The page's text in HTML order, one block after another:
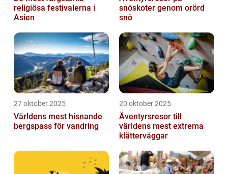
religiösa festivalerna i
Asien
snöskoter genom orörd
snö
27 oktober 2025
Världens mest hisnande
bergspass för vandring
20 oktober 2025
Äventyrsresor till
världens mest extrema
klätterväggar